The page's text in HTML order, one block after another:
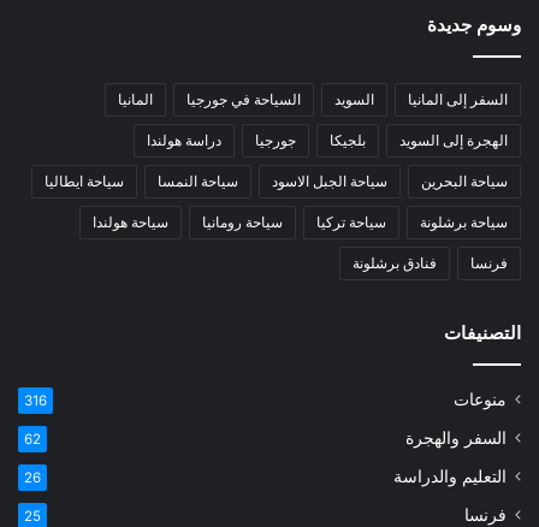
وسوم جديدة
السفر إلى المانيا السويد السياحة في جورجيا المانيا
الهجرة إلى السويد بلجيكا جورجيا دراسة هولندا
سياحة البحرين سياحة الجبل الاسود سياحة النمسا سياحة ايطاليا
سياحة برشلونة سياحة تركيا سياحة رومانيا سياحة هولندا
فرنسا فنادق برشلونة
التصنيفات
منوعات 316
السفر والهجرة 62
التعليم والدراسة 26
فرنسا 25